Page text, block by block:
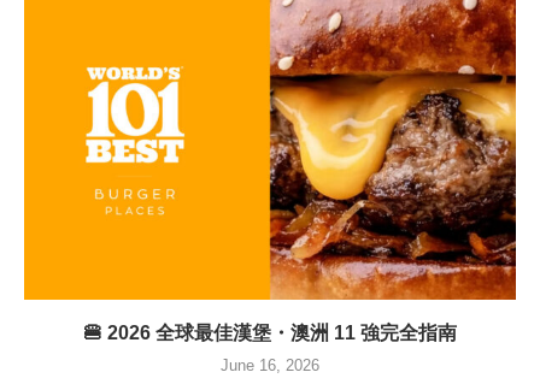
🍔 2026 全球最佳漢堡・澳洲 11 強完全指南
June 16, 2026